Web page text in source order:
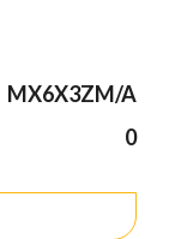
MX6X3ZM/A
0